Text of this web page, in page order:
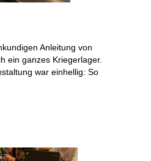
Anleitung von
ein ganzes Kriegerlager.
war einhellig: So